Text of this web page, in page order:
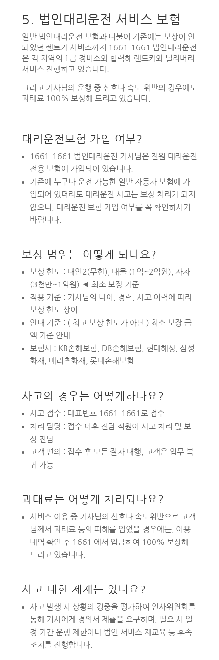
5. 법인대리운전 서비스 보험
일반 법인대리운전 보험과 더불어 기존에는 보상이 안
되었던 렌트카 서비스까지 1661-1661 법인대리운전
은 각 지역의 1급 정비소와 협력해 렌트카와 딜리버리
서비스 진행하고 있습니다.
그리고 기사님의 운행 중 신호나 속도 위반의 경우에도
과태료 100% 보상해 드리고 있습니다.
대리운전보험 가입 여부?
1661-1661 법인대리운전 기사님은 전원 대리운전
전용 보험에 가입되어 있습니다.
기존에 누구나 운전 가능한 일반 자동차 보험에 가
입되어 있더라도 대리운전 사고는 보상 처리가 되지
않으니, 대리운전 보험 가입 여부를 꼭 확인하시기
바랍니다.
보상 범위는 어떻게 되나요?
보상 한도 : 대인2(무한), 대물 (1억~2억원), 자차
(3천만~1억원) ◀ 최소 보장 기준
적용 기준 : 기사님의 나이, 경력, 사고 이력에 따라
보상 한도 상이
안내 기준 : ( 최고 보상 한도가 아닌 ) 최소 보장 금
액 기준 안내
보험사 : KB손해보험, DB손해보험, 현대해상, 삼성
화재, 메리츠화재, 롯데손해보험
사고의 경우는 어떻게하나요?
사고 접수 : 대표번호 1661-1661로 접수
처리 담당 : 접수 이후 전담 직원이 사고 처리 및 보
상 전담
고객 편의 : 접수 후 모든 절차 대행, 고객은 업무 복
귀 가능
과태료는 어떻게 처리되나요?
서비스 이용 중 기사님의 신호나 속도위반으로 고객
님께서 과태료 등의 피해를 입었을 경우에는, 이용
내역 확인 후 1661 에서 입금하여 100% 보상해
드리고 있습니다.
사고 대한 제재는 있나요?
사고 발생 시 상황의 경중을 평가하여 인사위원회를
통해 기사에게 경위서 제출을 요구하며, 필요 시 일
정 기간 운행 제한이나 법인 서비스 재교육 등 후속
조치를 진행합니다.